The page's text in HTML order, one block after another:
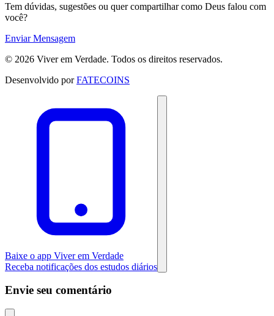
Tem dúvidas, sugestões ou quer compartilhar como Deus falou com
você?
Enviar Mensagem
© 2026 Viver em Verdade. Todos os direitos reservados.
Desenvolvido porFATECOINS
Baixe o app Viver em Verdade
Receba notificações dos estudos diários
Envie seu comentário